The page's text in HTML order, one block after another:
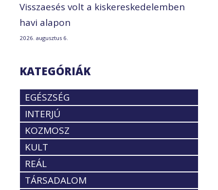
Visszaesés volt a kiskereskedelemben
havi alapon
2026. augusztus 6.
KATEGÓRIÁK
EGÉSZSÉG
INTERJÚ
KOZMOSZ
KULT
REÁL
TÁRSADALOM